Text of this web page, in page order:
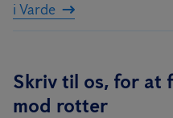
i Varde
Skriv til os, for at
mod rotter